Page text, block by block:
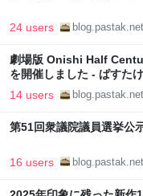
24 users blog.pastak.net
劇場版 Onishi Half
を開催しました - ぱすた
14 users blog.pastak.net
第51回衆議院議員選挙公
16 users blog.pastak.net